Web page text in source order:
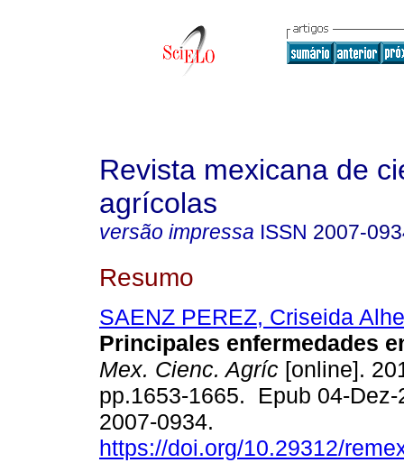
Revista mexicana de
agrícolas
versão impressa ISSN 2007-
Resumo
SAENZ PEREZ, Criseida
Principales enfermedades
Mex. Cienc. Agríc [online].
pp.1653-1665. Epub 04-Dez-
2007-0934.
https://doi.org/10.29312/